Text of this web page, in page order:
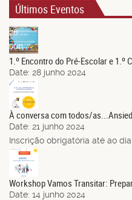
Últimos Eventos
28
Jun.
1.º Encontro do Pré-Escolar e 1.º
Date: 28 junho 2024
21
Jun.
À conversa com todos/
Date: 21 junho 2024
Inscrição obrigatória até ao
Jun.
Workshop Vamos Transitar:
Date: 14 junho 2024